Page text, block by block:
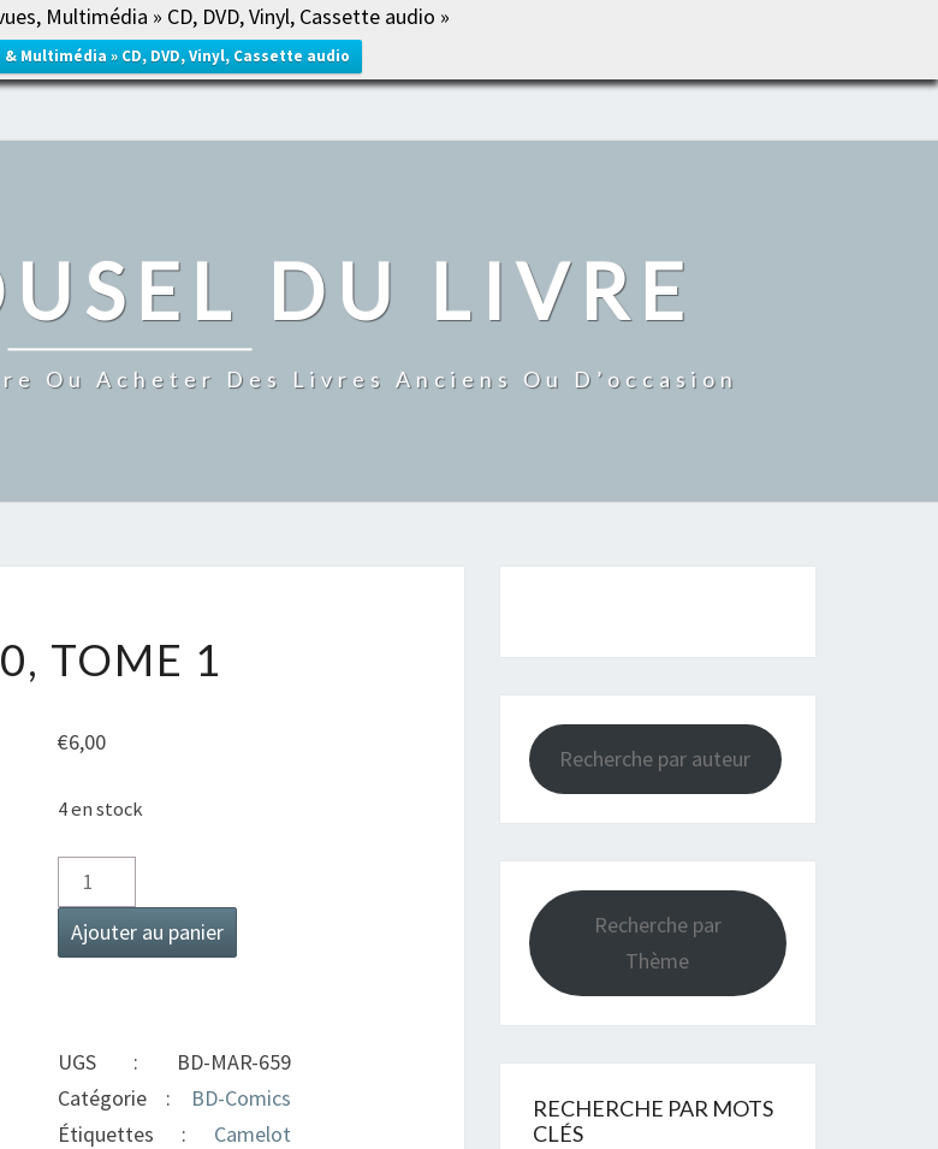
Multimédia » CD, DVD, Vinyl, Cassette audio »
& Multimédia » CD, DVD, Vinyl, Cassette audio
ACCUEIL
DU LIVRE
Ou Acheter Des Livres Anciens Ou D’occasion
TOME 1
€6,00
4 en stock
quantité
de
Camelot
1
Ajouter au panier
UGS :
BD-MAR-659
Catégorie :
BD-Comics
Étiquettes : Camelot
Recherche par auteur
Recherche par
Thème
RECHERCHE PAR MOTS
CLÉS